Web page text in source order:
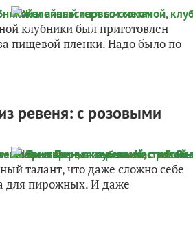
клубники был приготовлен
пищевой пленки. Надо было по
ревеня: с розовыми
талант, что даже сложно себе
для пирожных. И даже